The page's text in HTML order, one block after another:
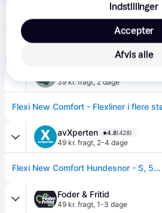
4.8(15)
40 kr. fragt,1-3 dage
Hundeline New Comfort S 5 m sort
39 kr. fragt,2 dage
avXperten 4.8(428)
49 kr. fragt, 2-4 dage
Flexi New Comfort Hundesnor - S, 5m (Max 15kg) - Sort
Foder & Fritid
49 kr. fragt, 1-3 dage
Indstillinger
Afvis alle
Accepter